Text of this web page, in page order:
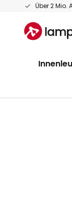
Über 2 Mio.
Zum
springen